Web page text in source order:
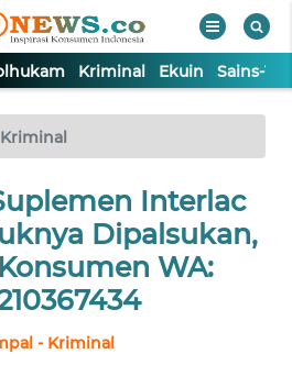
Kriminal Ekuin Sains-
Kriminal
Interlac
Dipalsukan,
WA:
- Kriminal